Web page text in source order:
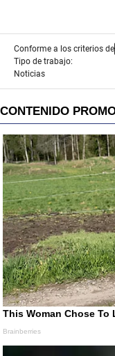
Conforme a los criterios de
Tipo de trabajo:
Noticias